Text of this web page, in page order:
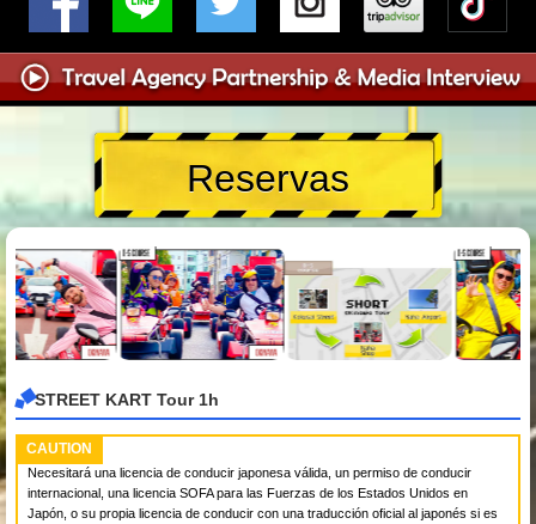
Reservas
STREET KART Tour 1h
CAUTION
Necesitará una licencia de conducir japonesa válida, un permiso de conducir
internacional, una licencia SOFA para las Fuerzas de los Estados Unidos en
Japón, o su propia licencia de conducir con una traducción oficial al japonés si es